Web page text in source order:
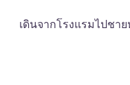
เดินจากโรงแรมไปชา